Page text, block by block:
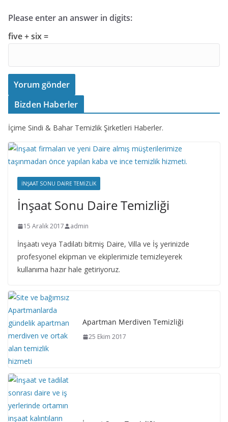
Please enter an answer in digits:
five + six =
Bizden Haberler
İçime Sindi & Bahar Temizlik Şirketleri Haberler.
İNŞAAT SONU DAIRE TEMIZLIK
İnşaat Sonu Daire Temizliği
15 Aralık 2017 admin
İnşaatı veya Tadilatı bitmiş Daire, Villa ve İş yerinizde
profesyonel ekipman ve ekiplerimizle temizleyerek
kullanıma hazır hale getiriyoruz.
Apartman Merdiven Temizliği
25 Ekim 2017